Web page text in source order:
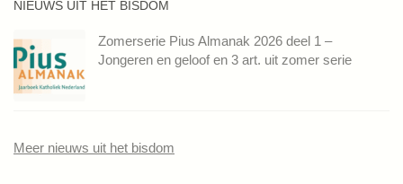
NIEUWS UIT HET BISDOM
Zomerserie Pius Almanak 2026 deel 1 –
Jongeren en geloof en 3 art. uit zomer serie
Meer nieuws uit het bisdom